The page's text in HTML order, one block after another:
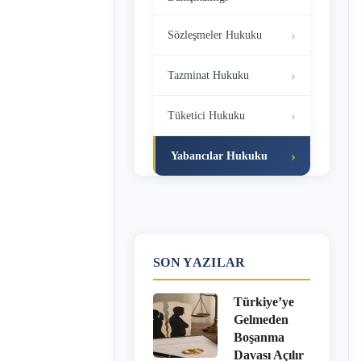
Sözleşmeler Hukuku
Tazminat Hukuku
Tüketici Hukuku
Yabancılar Hukuku
SON YAZILAR
Türkiye’ye
Gelmeden
Boşanma
Davası Açılır